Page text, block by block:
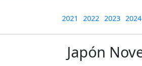
2021 2022 2023 2024
Japón